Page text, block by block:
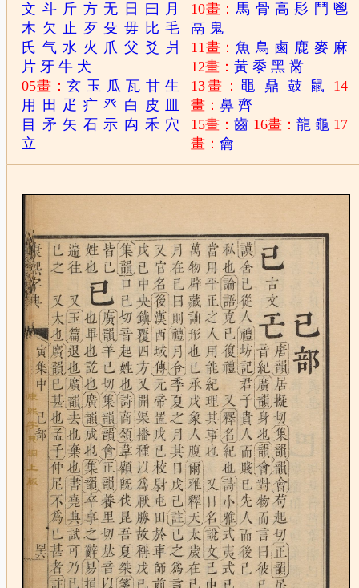
文 斗 斤 方 无 日 曰 月
木 欠 止 歹 殳 毋 比 毛
氏 气 水 火 爪 父 爻 爿
片 牙 牛 犬
05畫：玄 玉 瓜 瓦 甘 生
用
田 疋 疒 癶 白 皮
目
矛 矢 石 示 禸 禾 穴
立
10畫：馬 骨 高 髟 鬥 鬯
鬲 鬼
11畫：魚 鳥 鹵 鹿 麥 麻
12畫：黃 黍 黑 黹
13畫： 黽 鼎 鼓 鼠
14
畫：鼻 齊
15畫：齒 16畫： 龍 龜 17
畫：龠